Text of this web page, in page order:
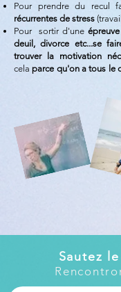
Pour prendre du recul
récurrentes de stress
Pour sortir d'une
deuil, divorce etc...se
trouver la motivation
cela parce qu'on a tous le
Sautez